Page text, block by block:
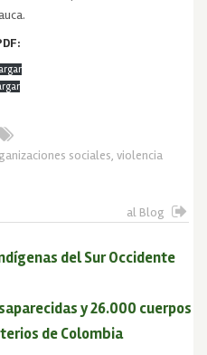
sociales, violencia
al Blog
del Sur Occidente
y 26.000 cuerpos
de Colombia